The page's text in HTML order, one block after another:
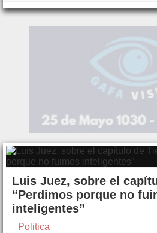
Luis Juez, sobre el
“Perdimos porque no
inteligentes”
Politica